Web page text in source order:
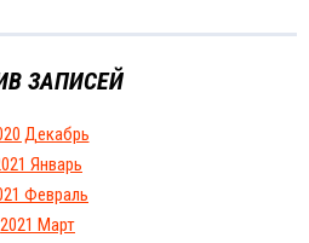
ЗАПИСЕЙ
Декабрь
Январь
Февраль
2021 Март